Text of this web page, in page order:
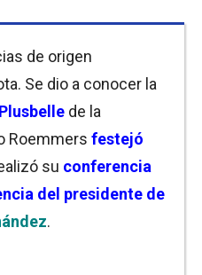
de origen
Se dio a conocer la
de la
Roemmers festejó
su conferencia
del presidente de
.